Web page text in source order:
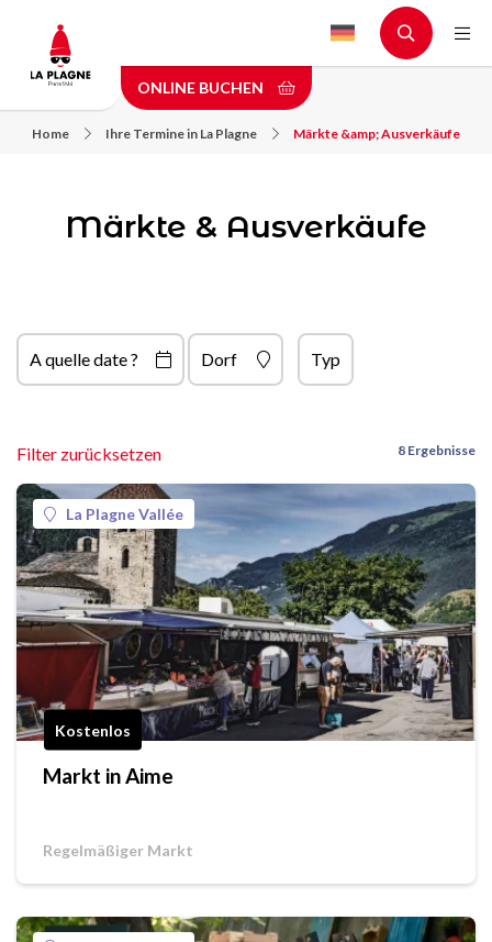
main
content
ONLINE BUCHEN
Home Ihre Termine in La Plagne Märkte &amp; Ausverkäufe
Märkte & Ausverkäufe
A quelle date ? Dorf Typ
Filter zurücksetzen 8 Ergebnisse
La Plagne Vallée
Kostenlos
Markt in Aime
Regelmäßiger Markt